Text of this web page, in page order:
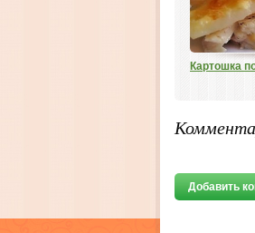
Картошка
Добавить